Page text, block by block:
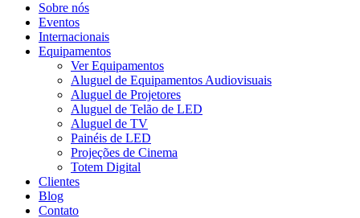
Sobre nós
Eventos
Internacionais
Equipamentos
Ver Equipamentos
Aluguel de Equipamentos Audiovisuais
Aluguel de Projetores
Aluguel de Telão de LED
Aluguel de TV
Painéis de LED
Projeções de Cinema
Totem Digital
Clientes
Blog
Contato